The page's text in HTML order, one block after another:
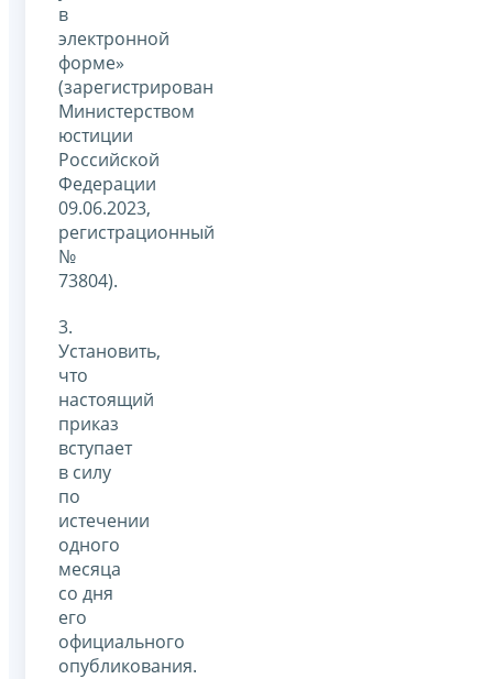
в
электронной
форме»
(зарегистрирован
Министерством
юстиции
Российской
Федерации
09.06.2023,
регистрационный
№
73804).
3.
Установить,
что
настоящий
приказ
вступает
в силу
по
истечении
одного
месяца
со дня
его
официального
опубликования.